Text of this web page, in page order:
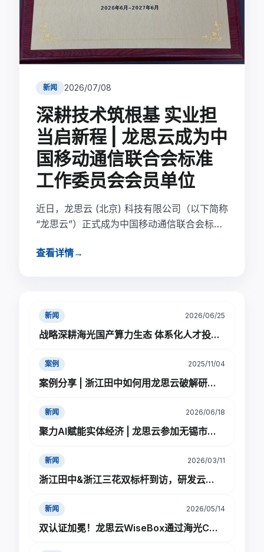
新闻 2026/07/08
深耕技术筑根基 实业担
当启新程 | 龙思云成为中
国移动通信联合会标准
工作委员会会员单位
近日，龙思云 (北京) 科技有限公司（以下简称
“龙思云”）正式成为中国移动通信联合会标准
国家级行业权威机构对龙思云在研发设计仿真
业标准制定核心圈层。未来，龙思云将有机会
深度参与行业云/网融合、算力管理、数据管
关标准制定、前沿技术研讨与产业生态共建等
工作，为国内设计仿真服务平台朝着规范化、
标准化、智能化、高质量发展贡献力量。
查看详情→
新闻 2026/06/25
战略深耕海光国产算力生态 体系化人才投入结硕果 | 龙思云多名工程师获工信部海光专项权威认证
案例 2025/11/04
案例分享 | 浙江田中如何用龙思云破解研发资源管理难题？
新闻 2026/06/18
聚力AI赋能实体经济 | 龙思云参加无锡市新吴区企业AI赋能工作委员会成立大会
新闻 2026/03/11
浙江田中&浙江三花双标杆到访，研发云交流圆满落幕
新闻 2026/05/14
双认证加冕！龙思云WiseBox通过海光CPU+DCU全栈兼容认证，进入信创AI智能知识库和对话领域